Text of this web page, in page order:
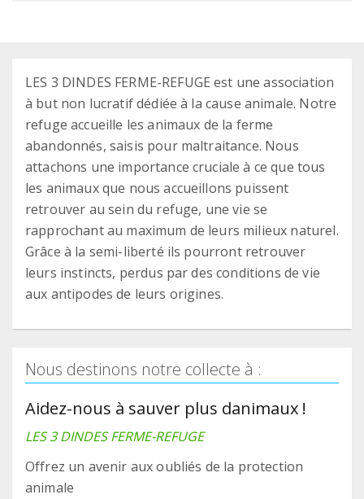
LES 3 DINDES FERME-REFUGE est une association
à but non lucratif dédiée à la cause animale. Notre
refuge accueille les animaux de la ferme
abandonnés, saisis pour maltraitance. Nous
attachons une importance cruciale à ce que tous
les animaux que nous accueillons puissent
retrouver au sein du refuge, une vie se
rapprochant au maximum de leurs milieux naturel.
Grâce à la semi-liberté ils pourront retrouver
leurs instincts, perdus par des conditions de vie
aux antipodes de leurs origines.
Nous destinons notre collecte à :
Aidez-nous à sauver plus danimaux !
LES 3 DINDES FERME-REFUGE
Offrez un avenir aux oubliés de la protection
animale